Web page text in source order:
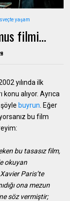
yaşam
filmi...
yılında ilk
alıyor. Ayrıca
şöylebuyrun . Eğer
bu film
bu tasasız film,
okuyan
Xavier Paris’te
ona mezun
söz vermiştir;